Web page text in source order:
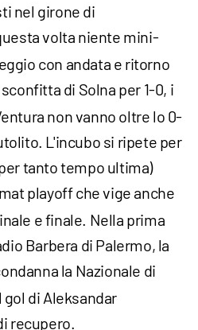
nel girone di
volta niente mini-
con andata e ritorno
di Solna per 1-0, i
non vanno oltre lo 0-
L'incubo si ripete per
tanto tempo ultima)
playoff che vige anche
e finale. Nella prima
Barbera di Palermo, la
la Nazionale di
di Aleksandar
recupero.